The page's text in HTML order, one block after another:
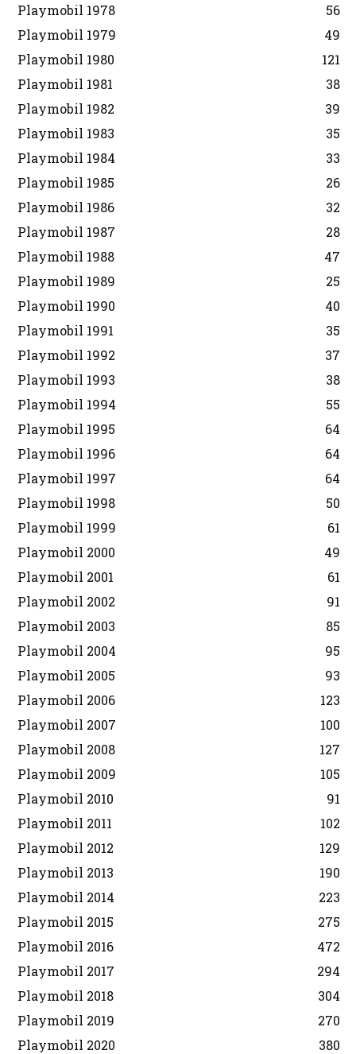
Playmobil 1978
56
Playmobil 1979
49
Playmobil 1980
121
Playmobil 1981
38
Playmobil 1982
39
Playmobil 1983
35
Playmobil 1984
33
Playmobil 1985
26
Playmobil 1986
32
Playmobil 1987
28
Playmobil 1988
47
Playmobil 1989
25
Playmobil 1990
40
Playmobil 1991
35
Playmobil 1992
37
Playmobil 1993
38
Playmobil 1994
55
Playmobil 1995
64
Playmobil 1996
64
Playmobil 1997
64
Playmobil 1998
50
Playmobil 1999
61
Playmobil 2000
49
Playmobil 2001
61
Playmobil 2002
91
Playmobil 2003
85
Playmobil 2004
95
Playmobil 2005
93
Playmobil 2006
123
Playmobil 2007
100
Playmobil 2008
127
Playmobil 2009
105
Playmobil 2010
91
Playmobil 2011
102
Playmobil 2012
129
Playmobil 2013
190
Playmobil 2014
223
Playmobil 2015
275
Playmobil 2016
472
Playmobil 2017
294
Playmobil 2018
304
Playmobil 2019
270
Playmobil 2020
380